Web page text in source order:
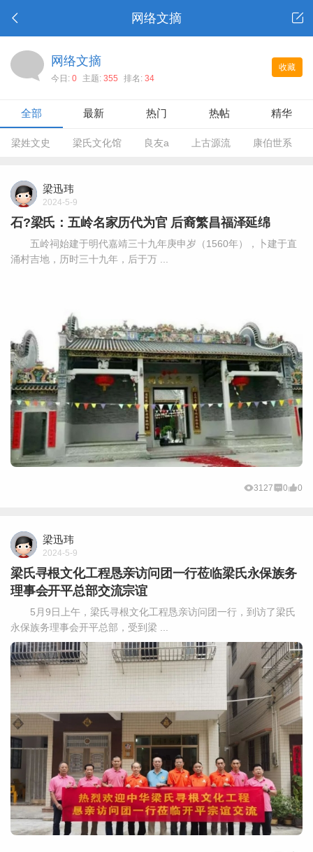
网络文摘
收藏
网络文摘
今日: 0 主题: 355 排名: 34
全部 最新 热门 热帖 精华
梁姓文史 梁氏文化馆 良友a 上古源流 康伯世系
梁迅玮
2024-5-9
石?梁氏：五岭名家历代为官 后裔繁昌福泽延绵
五岭祠始建于明代嘉靖三十九年庚申岁（1560年），卜建于直
涌村吉地，历时三十九年，后于万 ...
3127 0 0
梁迅玮
2024-5-9
梁氏寻根文化工程恳亲访问团一行莅临梁氏永保族务
理事会开平总部交流宗谊
5月9日上午，梁氏寻根文化工程恳亲访问团一行，到访了梁氏
永保族务理事会开平总部，受到梁 ...